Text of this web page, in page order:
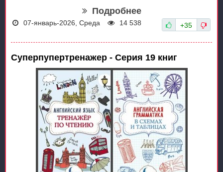
Подробнее
07-январь-2026, Среда 14 538 +35
Суперпупертренажер - Серия 19 книг